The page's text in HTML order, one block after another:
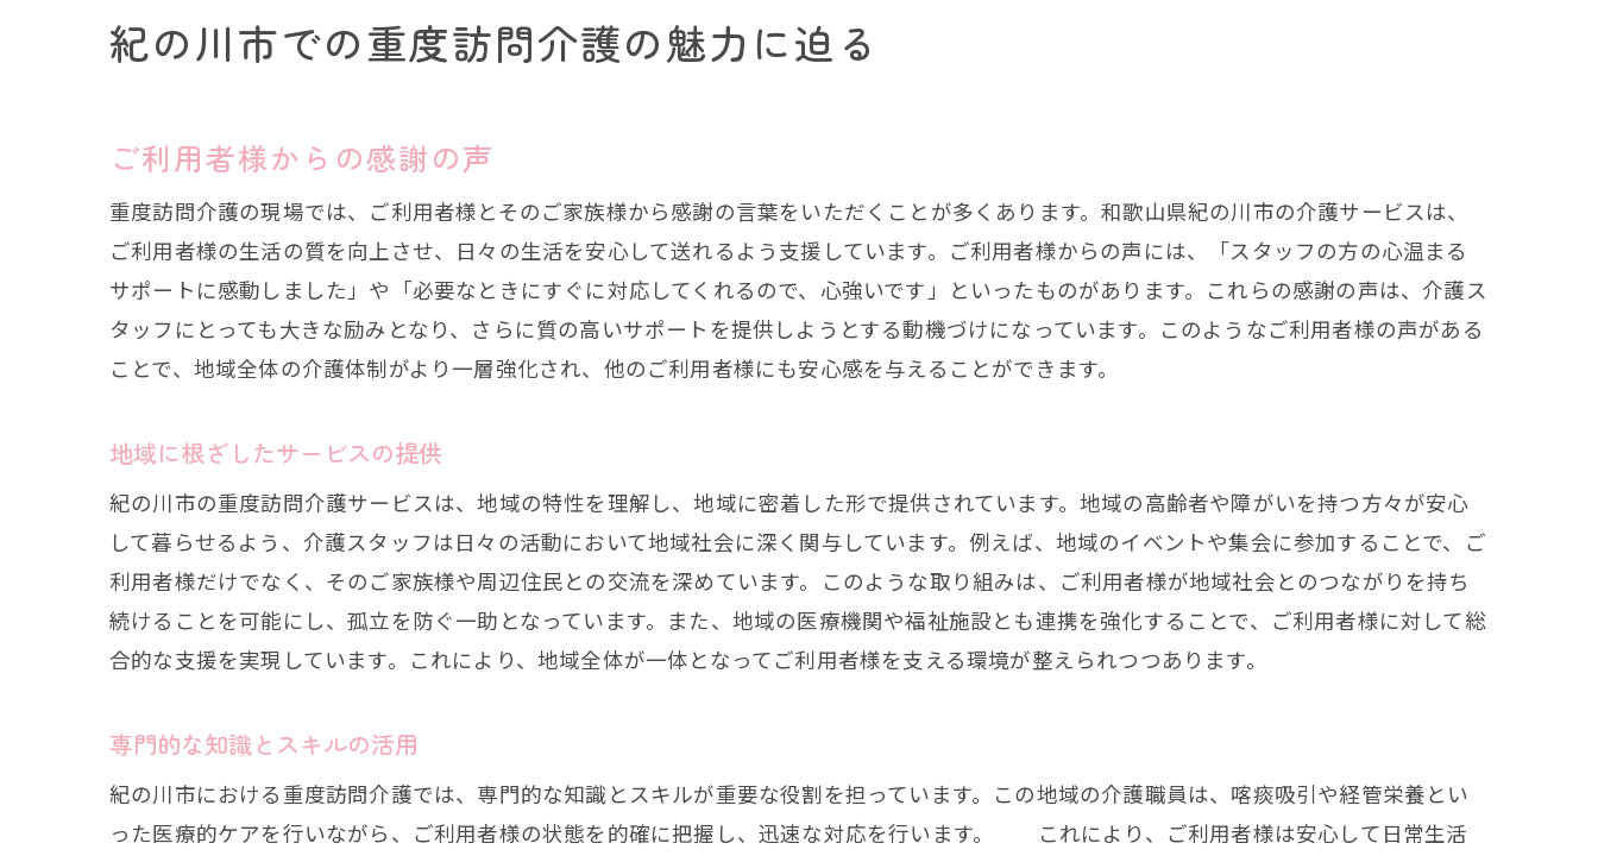
介護の現場で感じる達成感
やりがいを支える職場環境
経験を活かした介護の新たな一歩
未来を見据えた紀の川市の重度訪問介護の展望
次世代に向けた介護サービスの進化
未来の介護者たちへの期待
紀の川市から発信する介護のビジョン
紀の川市での重度訪問介護の魅力に迫る
ご利用者様からの感謝の声
重度訪問介護の現場では、ご利用者様とそのご家族様から感謝の言葉をいただくことが多くあります。和歌山県紀の川市の介護サービスは、
ご利用者様の生活の質を向上させ、日々の生活を安心して送れるよう支援しています。ご利用者様からの声には、「スタッフの方の心温まる
サポートに感動しました」や「必要なときにすぐに対応してくれるので、心強いです」といったものがあります。これらの感謝の声は、介護ス
タッフにとっても大きな励みとなり、さらに質の高いサポートを提供しようとする動機づけになっています。このようなご利用者様の声がある
ことで、地域全体の介護体制がより一層強化され、他のご利用者様にも安心感を与えることができます。
地域に根ざしたサービスの提供
紀の川市の重度訪問介護サービスは、地域の特性を理解し、地域に密着した形で提供されています。地域の高齢者や障がいを持つ方々が安心
して暮らせるよう、介護スタッフは日々の活動において地域社会に深く関与しています。例えば、地域のイベントや集会に参加することで、ご
利用者様だけでなく、そのご家族様や周辺住民との交流を深めています。このような取り組みは、ご利用者様が地域社会とのつながりを持ち
続けることを可能にし、孤立を防ぐ一助となっています。また、地域の医療機関や福祉施設とも連携を強化することで、ご利用者様に対して総
合的な支援を実現しています。これにより、地域全体が一体となってご利用者様を支える環境が整えられつつあります。
専門的な知識とスキルの活用
紀の川市における重度訪問介護では、専門的な知識とスキルが重要な役割を担っています。この地域の介護職員は、喀痰吸引や経管栄養とい
った医療的ケアを行いながら、ご利用者様の状態を的確に把握し、迅速な対応を行います。 これにより、ご利用者様は安心して日常生活